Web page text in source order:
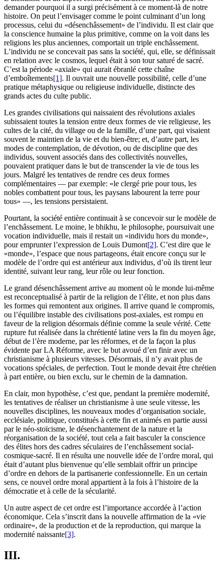
demander pourquoi il a surgi précisément à ce moment-là de notre
histoire. On peut l’envisager comme le point culminant d’un long
processus, celui du «désenchâssement» de l’individu. Il est clair que
la conscience humaine la plus primitive, comme on la voit dans les
religions les plus anciennes, comportait un triple enchâssement.
L’individu ne se concevait pas sans la société, qui, elle, se définissait
en relation avec le cosmos, lequel était à son tour saturé de sacré.
C’est la période «axiale» qui aurait ébranlé cette chaîne
d’emboîtements[1]. Il ouvrait une nouvelle possibilité, celle d’une
pratique métaphysique ou religieuse individuelle, distincte des
grands actes du culte public.
Les grandes civilisations qui naissaient des révolutions axiales
subissaient toutes la tension entre deux formes de vie religieuse, les
cultes de la cité, du village ou de la famille, d’une part, qui visaient
souvent le maintien de la vie et du bien-être; et, d’autre part, les
modes de contemplation, de dévotion, ou de discipline que des
individus, souvent associés dans des collectivités nouvelles,
pouvaient pratiquer dans le but de transcender la vie de tous les
jours. Malgré les tentatives de rendre ces deux formes
complémentaires — par exemple: «le clergé prie pour tous, les
nobles combattent pour tous, les paysans labourent la terre pour
tous» —, les tensions persistaient.
Pourtant, la société entière continuait à se concevoir sur le modèle de
l’enchâssement. Le moine, le bhikhu, le philosophe, poursuivait une
vocation individuelle, mais il restait un «individu hors du monde»,
pour emprunter l’expression de Louis Dumont[2]. C’est dire que le
«monde», l’espace que nous partageons, était encore conçu sur le
modèle de l’ordre qui est antérieur aux individus, d’où ils tirent leur
identité, suivant leur rang, leur rôle ou leur fonction.
Le grand désenchâssement arrive au moment où le monde lui-même
est reconceptualisé à partir de la religion de l’élite, et non plus dans
les formes qui remontent aux origines. Il arrive quand le compromis,
ou l’équilibre instable des civilisations post-axiales, est rompu en
faveur de la religion désormais définie comme la seule vérité. Cette
rupture fut réalisée dans la chrétienté latine vers la fin du moyen âge,
début de l’ère moderne, par les réformes, et de la façon la plus
évidente par LA Réforme, avec le but avoué d’en finir avec un
christianisme à plusieurs vitesses. Désormais, il n’y avait plus de
vocations spéciales, de perfection. Tout le monde devait être chrétien
à part entière, ou bien exclu, sur le chemin de la damnation.
En clair, mon hypothèse, c’est que, pendant la première modernité,
les tentatives de réaliser un christianisme à une seule vitesse, les
nouvelles disciplines, les nouveaux modes d’organisation sociale,
ecclésiale, politique, constitués à cette fin et animés en partie aussi
par le néo-stoïcisme, le désenchantement de la nature et la
réorganisation de la société, tout cela a fait basculer la conscience
des élites hors des cadres séculaires de l’enchâssement social-
cosmique-sacré. Il en résulta une nouvelle idée de l’ordre moral, qui
était d’autant plus bienvenue qu’elle semblait offrir un principe
d’ordre en dehors de la partisanerie confessionnelle. En un certain
sens, ce nouvel ordre moral appartient à la fois à l’histoire de la
démocratie et à celle de la sécularité.
Un autre aspect de cet ordre est l’importance accordée à l’action
économique. Cela s’inscrit dans la nouvelle affirmation de la «vie
ordinaire», de la production et de la reproduction, qui marque la
modernité naissante[3].
III.